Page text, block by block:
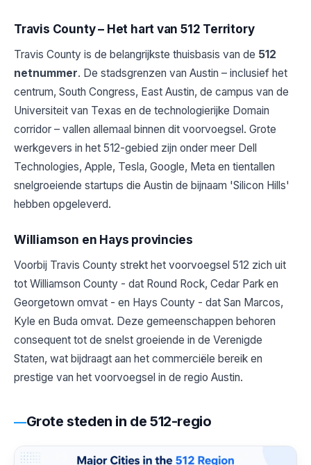
Travis County – Het hart van 512 Territory
Travis County is de belangrijkste thuisbasis van de 512
netnummer. De stadsgrenzen van Austin – inclusief het
centrum, South Congress, East Austin, de campus van de
Universiteit van Texas en de technologierijke Domain
corridor – vallen allemaal binnen dit voorvoegsel. Grote
werkgevers in het 512-gebied zijn onder meer Dell
Technologies, Apple, Tesla, Google, Meta en tientallen
snelgroeiende startups die Austin de bijnaam 'Silicon Hills'
hebben opgeleverd.
Williamson en Hays provincies
Voorbij Travis County strekt het voorvoegsel 512 zich uit
tot Williamson County - dat Round Rock, Cedar Park en
Georgetown omvat - en Hays County - dat San Marcos,
Kyle en Buda omvat. Deze gemeenschappen behoren
consequent tot de snelst groeiende in de Verenigde
Staten, wat bijdraagt ​​aan het commerciële bereik en
prestige van het voorvoegsel in de regio Austin.
Grote steden in de 512-regio